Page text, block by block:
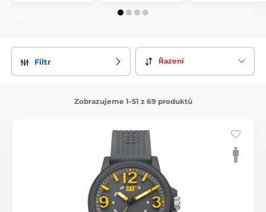
Filtr Řazení
Zobrazujeme 1-51 z 69 produktů